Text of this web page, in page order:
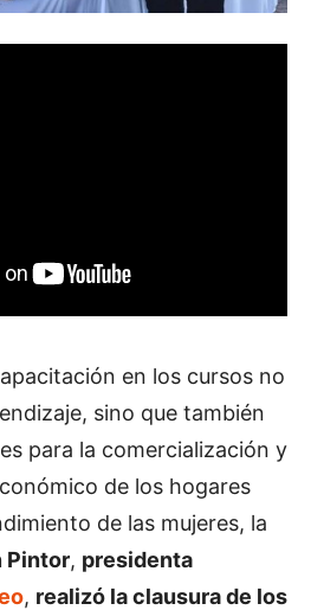
en los cursos no
sino que también
para la comercialización y
de los hogares
de las mujeres, la
Pintor, presidenta
, realizó la clausura de los